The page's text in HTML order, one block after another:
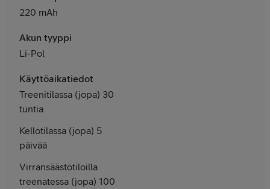
220 mAh
Akun tyyppi
Li-Pol
Käyttöaikatiedot
Treenitilassa (jopa) 30
tuntia
Kellotilassa (jopa) 5
päivää
Virransäästötiloilla
treenatessa (jopa) 100